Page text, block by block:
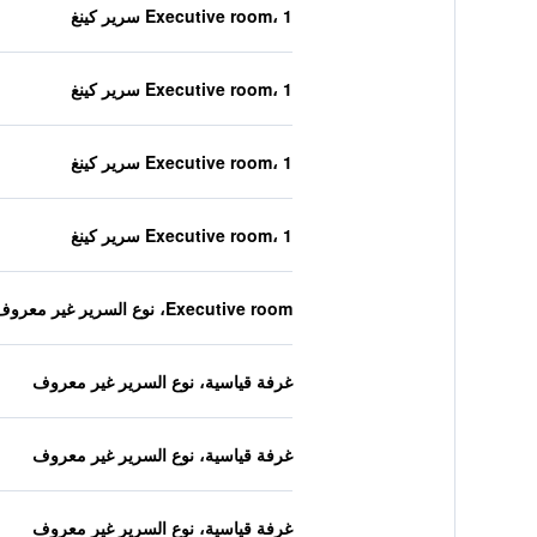
Executive room، 1 سرير كينغ
Executive room، 1 سرير كينغ
Executive room، 1 سرير كينغ
Executive room، 1 سرير كينغ
Executive room، نوع السرير غير معروف
غرفة قياسية، نوع السرير غير معروف
غرفة قياسية، نوع السرير غير معروف
غرفة قياسية، نوع السرير غير معروف